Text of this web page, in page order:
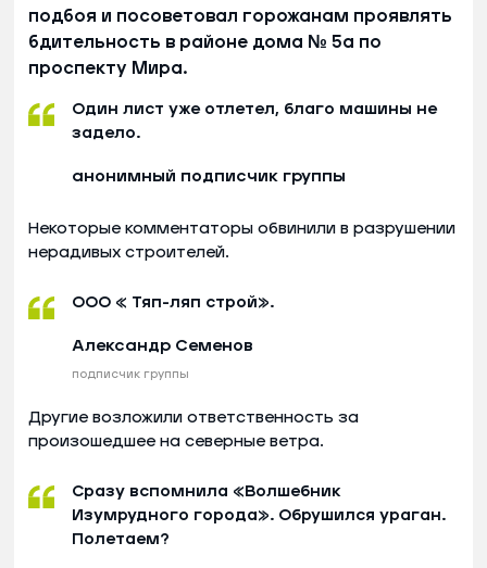
подбоя и посоветовал горожанам проявлять
бдительность в районе дома № 5а по
проспекту Мира.
Один лист уже отлетел, благо машины не
задело.
анонимный подписчик группы
Некоторые комментаторы обвинили в разрушении
нерадивых строителей.
ООО « Тяп-ляп строй».
Александр Семенов
подписчик группы
Другие возложили ответственность за
произошедшее на северные ветра.
Сразу вспомнила «Волшебник
Изумрудного города». Обрушился ураган.
Полетаем?